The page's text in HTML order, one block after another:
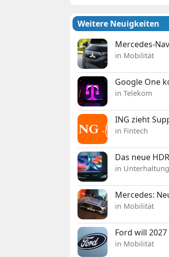
Weitere Neuigkeiten
Mercedes-
in Mobilität
Google One
in Telekom
ING zieht
in Fintech
Das neue
in Unterhaltung
Mercedes:
in Mobilität
Ford will
in Mobilität